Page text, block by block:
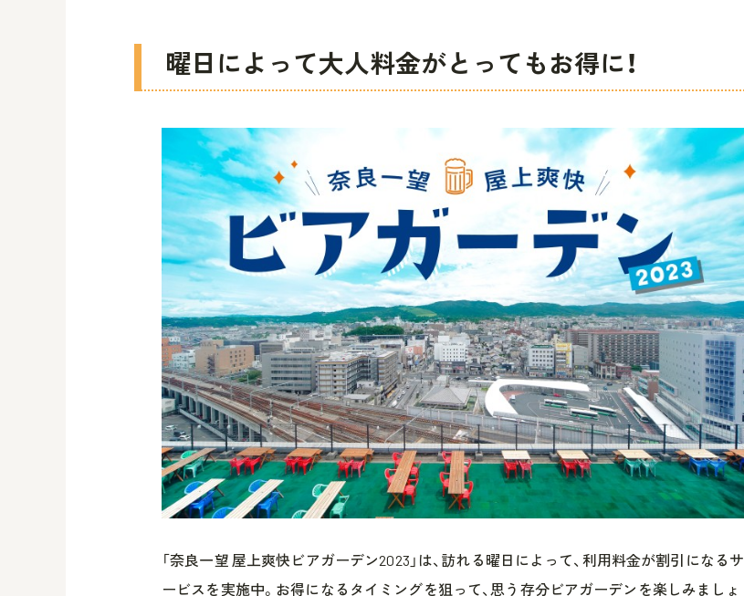
曜日によって大人料金がとってもお得に！
「奈良一望 屋上爽快ビアガーデン2023」は、訪れる曜日によって、利用料金が割引になるサ
ービスを実施中。お得になるタイミングを狙って、思う存分ビアガーデンを楽しみましょ